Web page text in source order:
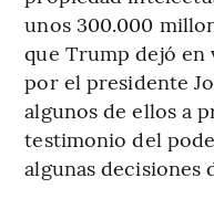
unos 300.000
que Trump dejó
por el presidente
algunos de ellos a
testimonio del
algunas decisiones